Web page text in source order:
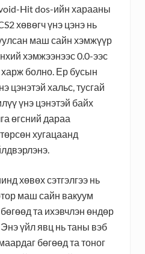
Hit dos-ийн харааны
хөвөгч үнэ цэнэ нь
маш сайн хэмжүүр
хэмжээнээс 0.0-ээс
харж болно. Ер бусын
цэнэтэй хальс, тусгай
үнэ цэнэтэй байх
өгсний дараа
хугацаанд
хөвөх сэтгэлгээ нь
маш сайн вакуум
та ихэвчлэн өндөр
үйл явц нь таны вэб
бөгөөд та тоног